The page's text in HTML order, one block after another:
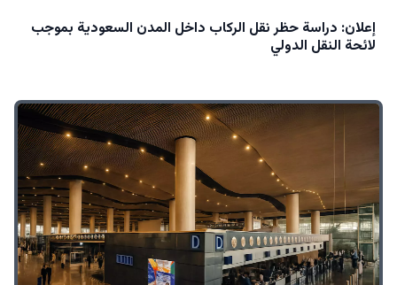
إعلان: دراسة حظر نقل الركاب داخل المدن السعودية بموجب
لائحة النقل الدولي